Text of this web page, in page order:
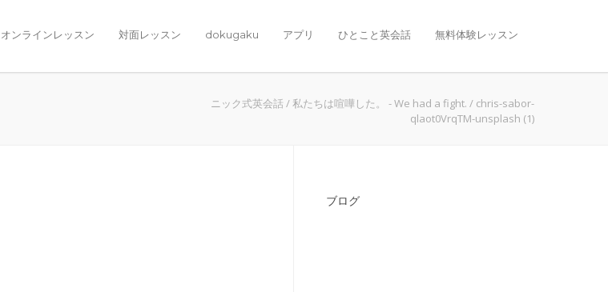
オンラインレッスン 対面レッスン dokugaku アプリ ひとこと英会話 無料体験レッスン
ニック式英会話 /私たちは喧嘩した。 - We had a fight. / chris-sabor-
qlaot0VrqTM-unsplash (1)
ブログ